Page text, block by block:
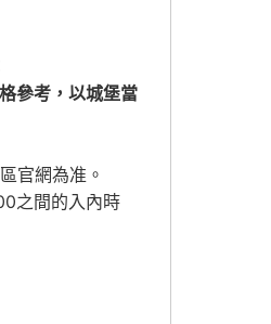
參考，以城堡當
官網為准。
之間的入內時